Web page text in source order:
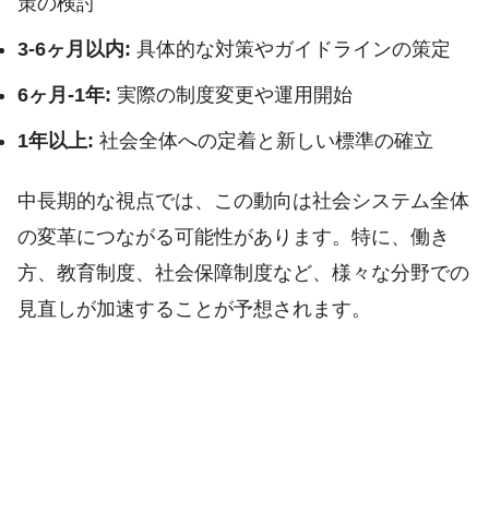
3-6ヶ月以内: 具体的な対策やガイドラインの策定
6ヶ月-1年: 実際の制度変更や運用開始
1年以上: 社会全体への定着と新しい標準の確立
中長期的な視点では、この動向は社会システム全体
の変革につながる可能性があります。特に、働き
方、教育制度、社会保障制度など、様々な分野での
見直しが加速することが予想されます。